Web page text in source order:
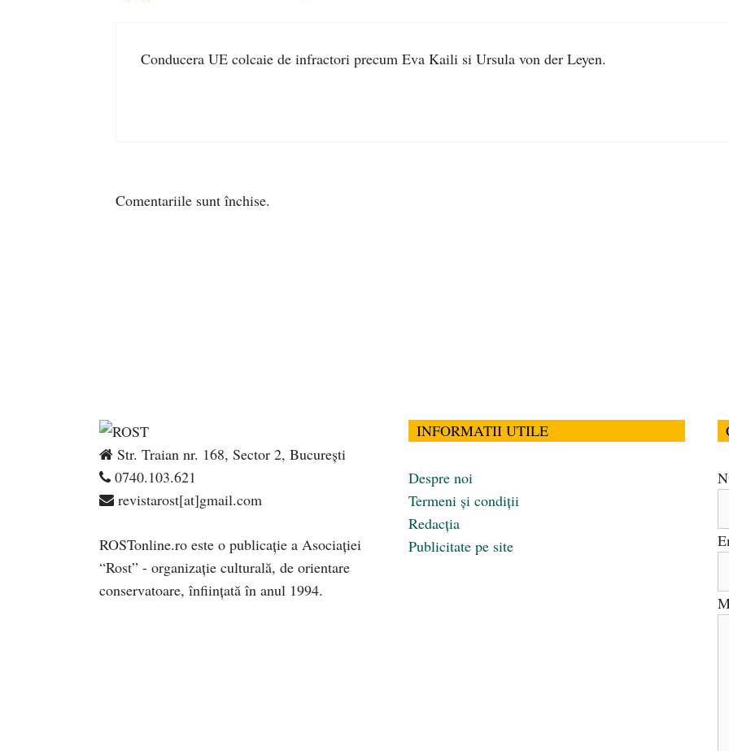
Conducera UE colcaie de infractori precum Eva Kaili si Ursula von der Leyen.
Comentariile sunt închise.
Str. Traian nr. 168, Sector 2, București
0740.103.621
revistarost[at]gmail.com
ROSTonline.ro este o publicaţie a Asociaţiei
“Rost” - organizaţie culturală, de orientare
conservatoare, înfiinţată în anul 1994.
INFORMATII UTILE
Despre noi
Termeni și condiții
Redacția
Publicitate pe site